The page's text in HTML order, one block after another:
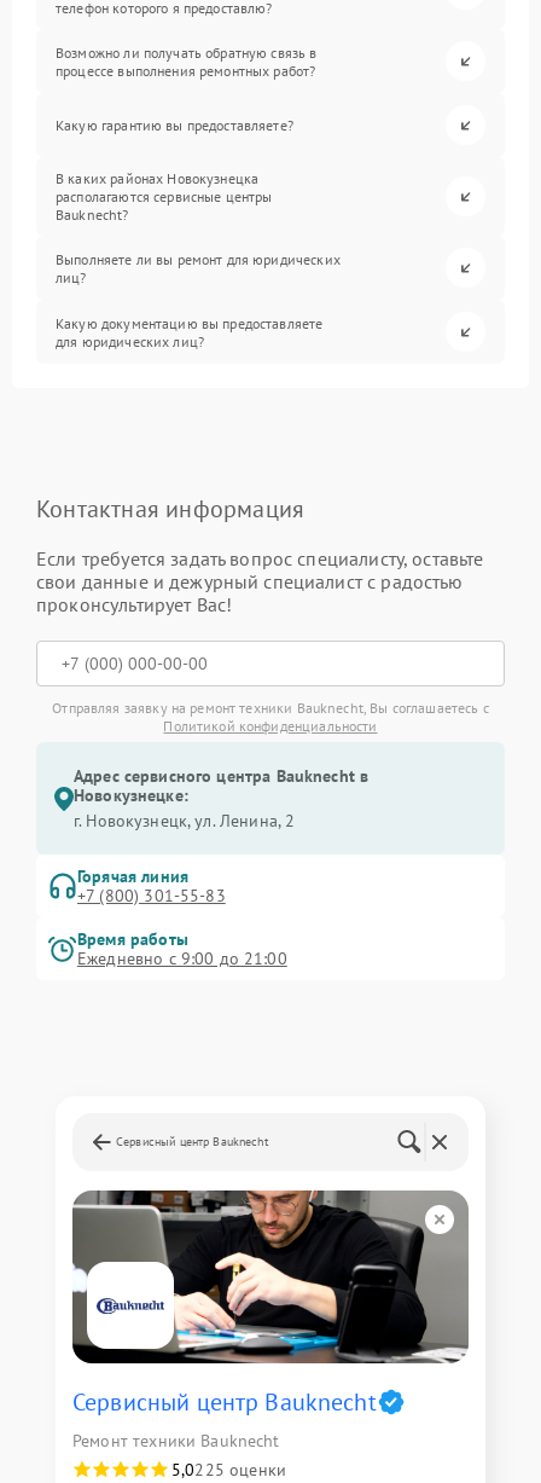
телефон которого я предоставлю?
Возможно ли получать обратную связь в
процессе выполнения ремонтных работ?
Какую гарантию вы предоставляете?
В каких районах Новокузнецка
располагаются сервисные центры
Bauknecht?
Выполняете ли вы ремонт для юридических
лиц?
Какую документацию вы предоставляете
для юридических лиц?
Контактная информация
Если требуется задать вопрос специалисту, оставьте
свои данные и дежурный специалист с радостью
проконсультирует Вас!
Отправляя заявку на ремонт техники Bauknecht, Вы соглашаетесь с
Политикой конфиденциальности
Адрес сервисного центра Bauknecht в
Новокузнецке:
г. Новокузнецк, ул. Ленина, 2
Горячая линия
+7 (800) 301-55-83
Время работы
Ежедневно с 9:00 до 21:00
Сервисный центр Bauknecht
Сервисный центр Bauknecht
Ремонт техники Bauknecht
5,0225 оценки